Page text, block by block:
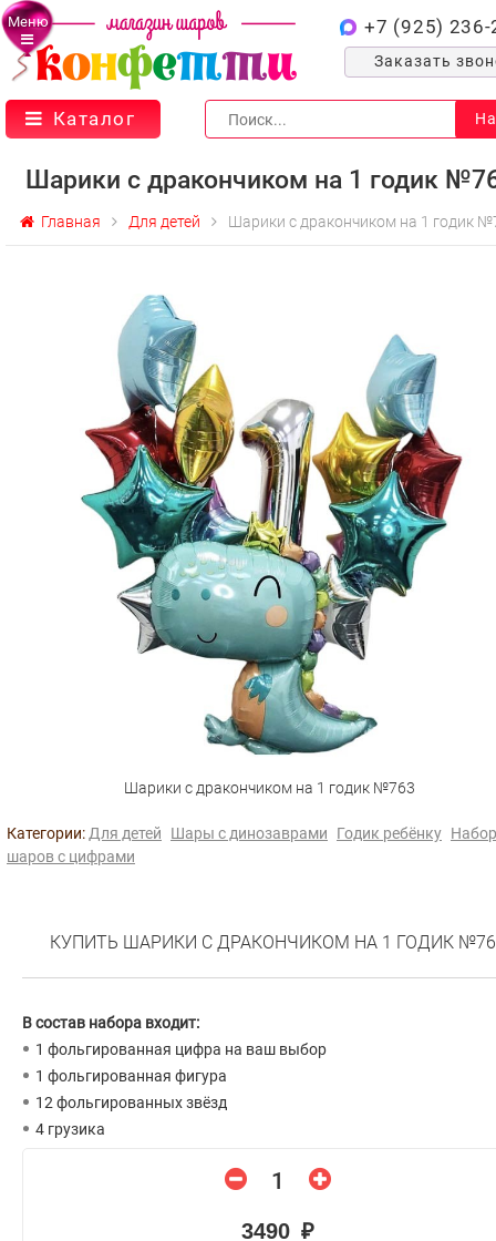
Меню +7 (925) 236-
Заказать
Каталог
Шарики с дракончиком на 1 годик
Главная Для детей Шарики с дракончиком на 1 годик
Шарики с дракончиком на 1 годик №763
Категории: Для детей Шары с динозаврами Годик ребёнку
шаров с цифрами
КУПИТЬ ШАРИКИ С ДРАКОНЧИКОМ НА 1 ГОДИК
В состав набора входит:
1 фольгированная цифра на ваш выбор
1 фольгированная фигура
12 фольгированных звёзд
4 грузика
3490 ₽